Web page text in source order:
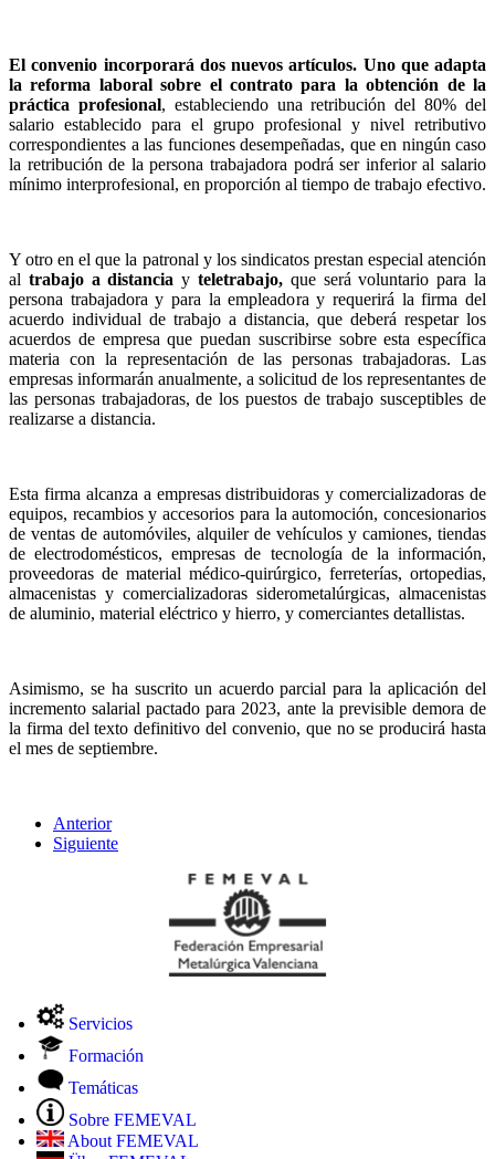
El convenio incorporará dos nuevos artículos. Uno que adapta
la reforma laboral sobre el contrato para la obtención de la
práctica profesional, estableciendo una retribución del 80% del
salario establecido para el grupo profesional y nivel retributivo
correspondientes a las funciones desempeñadas, que en ningún caso
la retribución de la persona trabajadora podrá ser inferior al salario
mínimo interprofesional, en proporción al tiempo de trabajo efectivo.
Y otro en el que la patronal y los sindicatos prestan especial atención
al trabajo a distancia yteletrabajo, que será voluntario para la
persona trabajadora y para la empleadora y requerirá la firma del
acuerdo individual de trabajo a distancia, que deberá respetar los
acuerdos de empresa que puedan suscribirse sobre esta específica
materia con la representación de las personas trabajadoras. Las
empresas informarán anualmente, a solicitud de los representantes de
las personas trabajadoras, de los puestos de trabajo susceptibles de
realizarse a distancia.
Esta firma alcanza a empresas distribuidoras y comercializadoras de
equipos, recambios y accesorios para la automoción, concesionarios
de ventas de automóviles, alquiler de vehículos y camiones, tiendas
de electrodomésticos, empresas de tecnología de la información,
proveedoras de material médico-quirúrgico, ferreterías, ortopedias,
almacenistas y comercializadoras siderometalúrgicas, almacenistas
de aluminio, material eléctrico y hierro, y comerciantes detallistas.
Asimismo, se ha suscrito un acuerdo parcial para la aplicación del
incremento salarial pactado para 2023, ante la previsible demora de
la firma del texto definitivo del convenio, que no se producirá hasta
el mes de septiembre.
Anterior
Siguiente
Servicios
Formación
Temáticas
Sobre FEMEVAL
About FEMEVAL